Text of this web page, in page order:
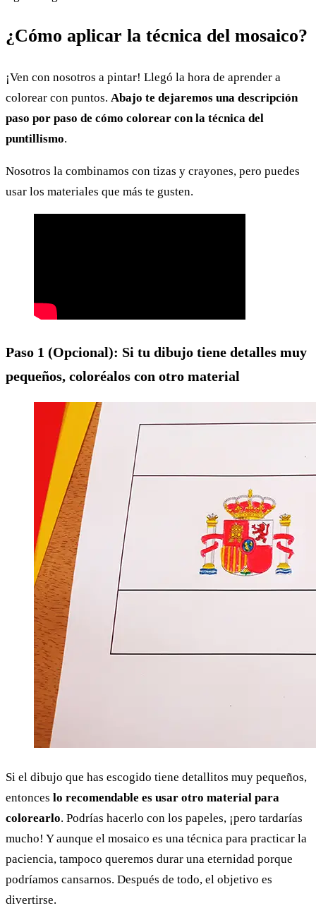
¿Cómo aplicar la técnica del mosaico?
¡Ven con nosotros a pintar! Llegó la hora de aprender a
colorear con puntos. Abajo te dejaremos una descripción
paso por paso de cómo colorear con la técnica del
puntillismo.
Nosotros la combinamos con tizas y crayones, pero puedes
usar los materiales que más te gusten.
Paso 1 (Opcional): Si tu dibujo tiene detalles muy
pequeños, coloréalos con otro material
Si el dibujo que has escogido tiene detallitos muy pequeños,
entonces lo recomendable es usar otro material para
colorearlo. Podrías hacerlo con los papeles, ¡pero tardarías
mucho! Y aunque el mosaico es una técnica para practicar la
paciencia, tampoco queremos durar una eternidad porque
podríamos cansarnos. Después de todo, el objetivo es
divertirse.